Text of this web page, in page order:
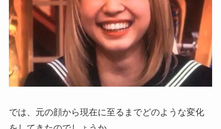
では、元の顔から現在に至るまでどのような変化